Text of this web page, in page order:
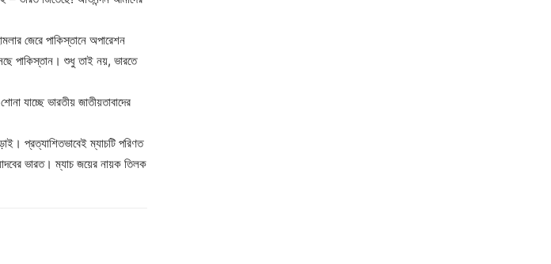
জেরে পাকিস্তানে অপারেশন
পাকিস্তান। শুধু তাই নয়, ভারতে
যাচ্ছে ভারতীয় জাতীয়তাবাদের
প্রত্যাশিতভাবেই ম্যাচটি পরিণত
ভারত। ম্যাচ জয়ের নায়ক তিলক